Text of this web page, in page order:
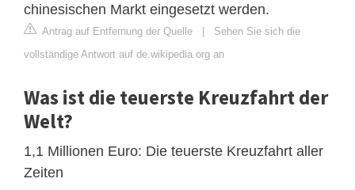
chinesischen Markt eingesetzt werden.
Antrag auf Entfernung der Quelle | Sehen Sie sich die
vollständige Antwort auf de.wikipedia.org an
Was ist die teuerste Kreuzfahrt der
Welt?
1,1 Millionen Euro: Die teuerste Kreuzfahrt aller
Zeiten